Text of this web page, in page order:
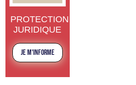
PROTECTION
JURIDIQUE
JE M'INFORME